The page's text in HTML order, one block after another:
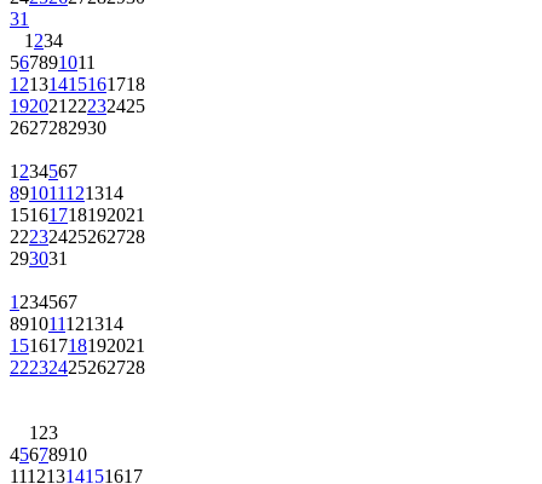
31
1 234
567891011
12131415161718
192021 22232425
2627282930
1 234567
891011121314
15161718192021
22232425262728
293031
1 234567
891011121314
15161718192021
22232425262728
1 23
45678910
11121314151617